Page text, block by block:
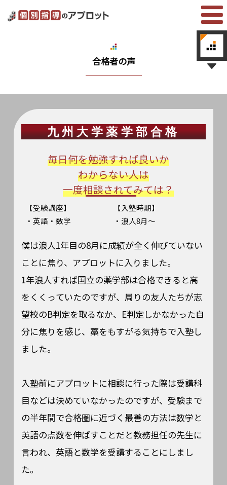
合格者の声
九州大学薬学部合格
毎日何を勉強すれば良いか
わからない人は
一度相談されてみては？
【受験講座】
・英語・数学
【入塾時期】
・浪人8月～
僕は浪人1年目の8月に成績が全く伸びていない
ことに焦り、アプロットに入りました。
1年浪人すれば国立の薬学部は合格できると高
をくくっていたのですが、周りの友人たちが志
望校のB判定を取るなか、E判定しかなかった自
分に焦りを感じ、藁をもすがる気持ちで入塾し
ました。
入塾前にアプロットに相談に行った際は受講科
目などは決めていなかったのですが、受験まで
の半年間で合格圏に近づく最善の方法は数学と
英語の点数を伸ばすことだと教務担任の先生に
言われ、英語と数学を受講することにしまし
た。